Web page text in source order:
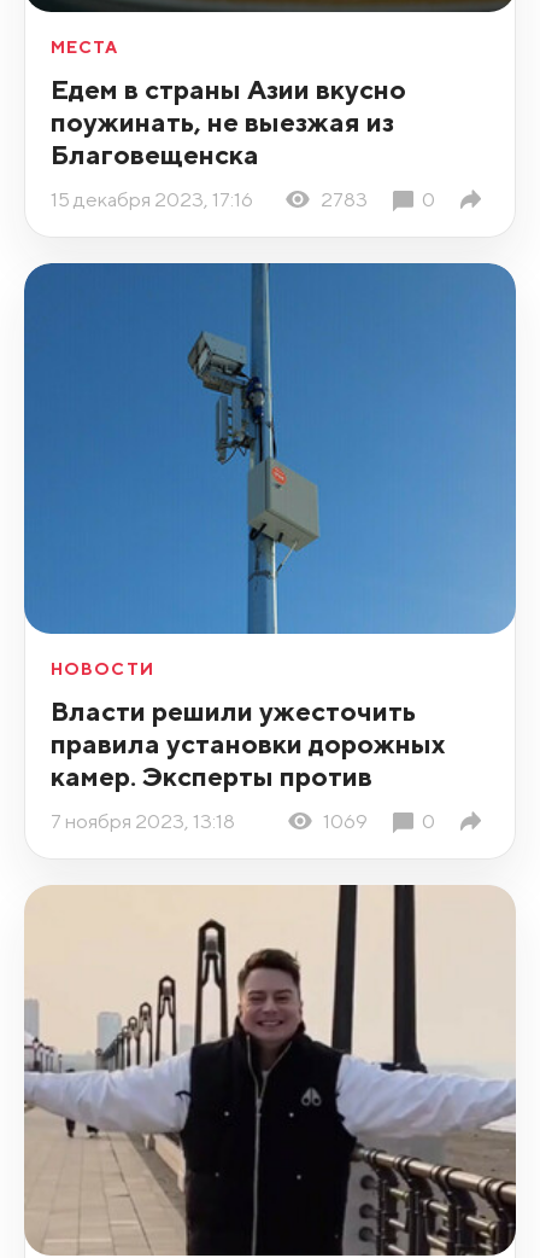
МЕСТА
Едем в страны Азии вкусно
поужинать, не выезжая из
Благовещенска
15 декабря 2023, 17:16 2783 0
НОВОСТИ
Власти решили ужесточить
правила установки дорожных
камер. Эксперты против
7 ноября 2023, 13:18 1069 0